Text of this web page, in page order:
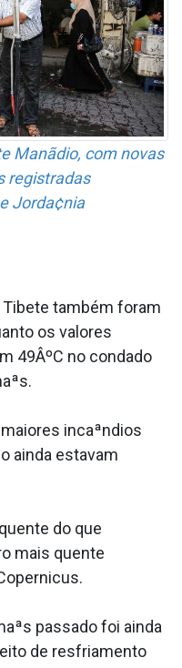
Manãdio, com novas
registradas
Jorda¢nia
também foram
os valores
49ÂºC no condado
incaªndios
ainda estavam
do que
mais quente
passado foi ainda
de resfriamento